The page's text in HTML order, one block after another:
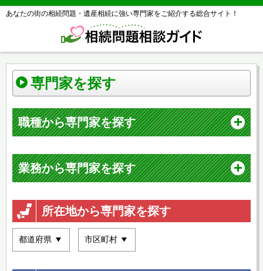
あなたの街の相続問題・遺産相続に強い専門家をご紹介する総合サイト！
専門家を探す
職種から専門家を探す
業務から専門家を探す
所在地から専門家を探す